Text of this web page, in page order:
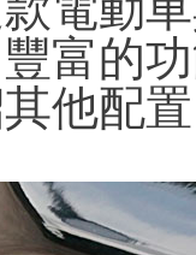
富的
他配